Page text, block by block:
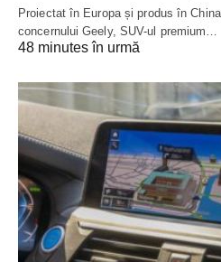
Proiectat în Europa și produs în
concernului Geely, SUV-ul premium…
48 minutes în urmă